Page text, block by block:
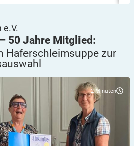
e.V.
50 Jahre Mitglied:
Haferschleimsuppe zur
2 Minuten